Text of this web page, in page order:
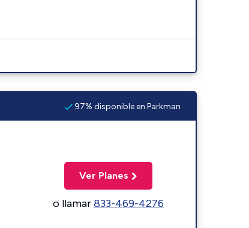
97% disponible en Parkman
Ver Planes
o llamar833-469-4276